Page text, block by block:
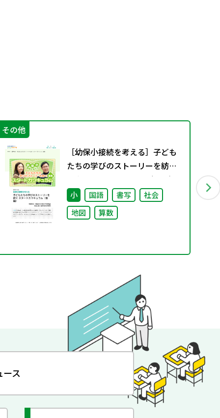
その他
［幼保小接続を考える］子ども
たちの学びのストーリーを紡ぐ
スタートカリキュラム（後編）
小 国語 書写
社会
地図
算数
ース